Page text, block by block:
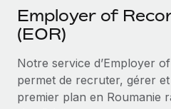
Intégrations
Rationalisez vos processus
SERVICES
Demandez aux experts
Partenaires
Intégrez les RH à
Devenir partenaire
Explorez avec nous vos
Remote Build Bientôt
Événements
Données sur les salaires et
Employer of
(EOR)
Notre service d’Employer
permet de recruter, gérer
premier plan en Roumanie